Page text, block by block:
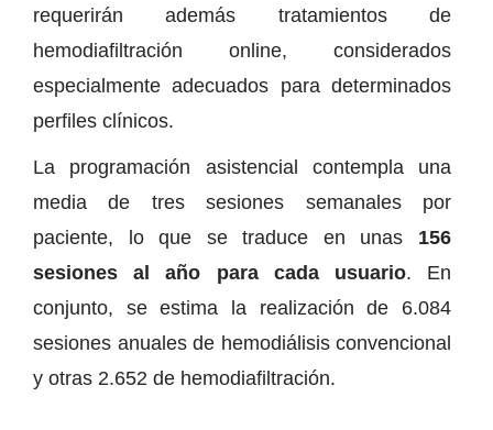
requerirán además tratamientos de
hemodiafiltración online, considerados
especialmente adecuados para determinados
perfiles clínicos.
La programación asistencial contempla una
media de tres sesiones semanales por
paciente, lo que se traduce en unas 156
sesiones al año para cada usuario. En
conjunto, se estima la realización de 6.084
sesiones anuales de hemodiálisis convencional
y otras 2.652 de hemodiafiltración.